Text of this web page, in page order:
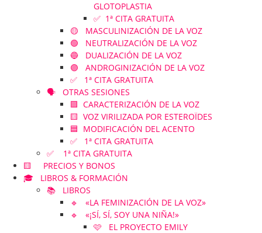
GLOTOPLASTIA
✅ 1ª CITA GRATUITA
🟡 MASCULINIZACIÓN DE LA VOZ
🟢 NEUTRALIZACIÓN DE LA VOZ
🔵 DUALIZACIÓN DE LA VOZ
🟣 ANDROGINIZACIÓN DE LA VOZ
✅ 1ª CITA GRATUITA
🗣️ OTRAS SESIONES
🟪 CARACTERIZACIÓN DE LA VOZ
🟨 VOZ VIRILIZADA POR ESTEROÏDES
🟦 MODIFICACIÓN DEL ACENTO
✅ 1ª CITA GRATUITA
✅ 1ª CITA GRATUITA
🟨 PRECIOS Y BONOS
🎓 LIBROS & FORMACIÓN
📚 LIBROS
🔹 «LA FEMINIZACIÓN DE LA VOZ»
🔹 «¡SÍ, SÍ, SOY UNA NIÑA!»
🩷 EL PROYECTO EMILY